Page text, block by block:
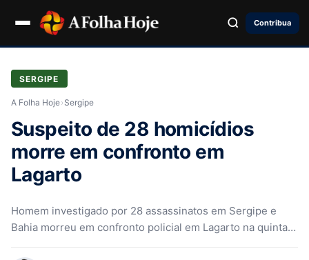
Contribua
SERGIPE
A Folha Hoje› Sergipe
Suspeito de 28 homicídios
morre em confronto em
Lagarto
Homem investigado por 28 assassinatos em Sergipe e
Bahia morreu em confronto policial em Lagarto na quinta-